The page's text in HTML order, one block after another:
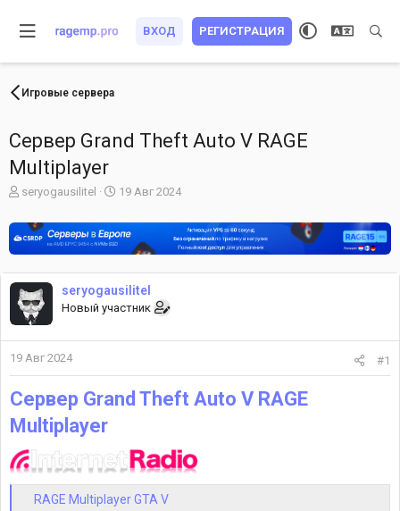
ВХОД РЕГИСТРАЦИЯ
Игровые сервера
Сервер Grand Theft Auto V RAGE
Multiplayer
А
т
о
р
т
е
м
ы
seryogausilitel
Д
т
а
н
а
ч
а
19 Авг 2024
seryogausilitel
Новый участник
19 Авг 2024 #1
Сервер Grand Theft Auto V RAGE
Multiplayer
RAGE Multiplayer GTA V